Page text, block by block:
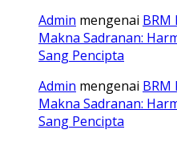
Admin mengenai BRM
Makna Sadranan:
Sang Pencipta
Admin mengenai BRM
Makna Sadranan:
Sang Pencipta